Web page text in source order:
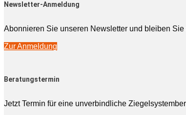
Newsletter-Anmeldung
Abonnieren Sie unseren Newsletter und bleiben Sie
Zur Anmeldung
Beratungstermin
Jetzt Termin für eine unverbindliche